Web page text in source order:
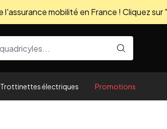
mobilité en France ! Cliquez sur
Trottinettes électriques Promotions